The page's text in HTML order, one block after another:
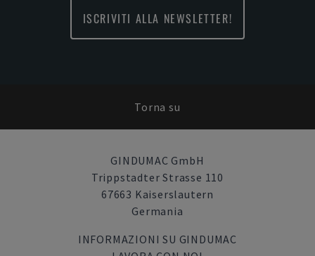
ISCRIVITI ALLA NEWSLETTER!
Torna su
GINDUMAC GmbH
Trippstadter Strasse 110
67663 Kaiserslautern
Germania
INFORMAZIONI SU GINDUMAC